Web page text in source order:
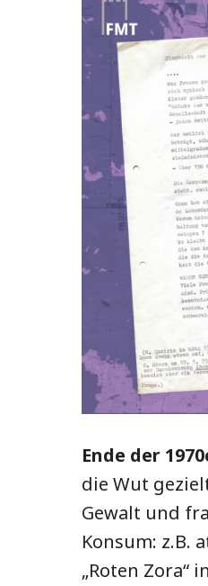
Ende der
die Wut
Gewalt und
Konsum: z.B.
„Roten Zora“